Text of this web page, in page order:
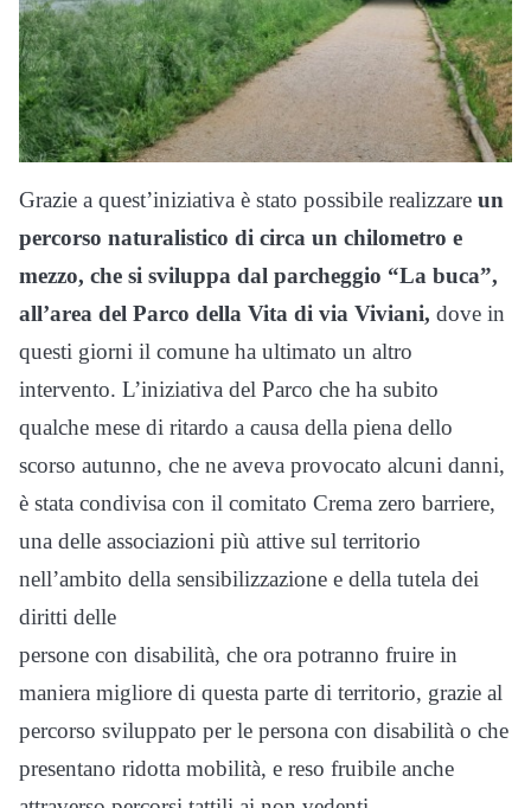
Grazie a quest’iniziativa è stato possibile realizzare un
percorso naturalistico di circa un chilometro e
mezzo, che si sviluppa dal parcheggio “La buca”,
all’area del Parco della Vita di via Viviani, dove in
questi giorni il comune ha ultimato un altro
intervento. L’iniziativa del Parco che ha subito
qualche mese di ritardo a causa della piena dello
scorso autunno, che ne aveva provocato alcuni danni,
è stata condivisa con il comitato Crema zero barriere,
una delle associazioni più attive sul territorio
nell’ambito della sensibilizzazione e della tutela dei
diritti delle
persone con disabilità, che ora potranno fruire in
maniera migliore di questa parte di territorio, grazie al
percorso sviluppato per le persona con disabilità o che
presentano ridotta mobilità, e reso fruibile anche